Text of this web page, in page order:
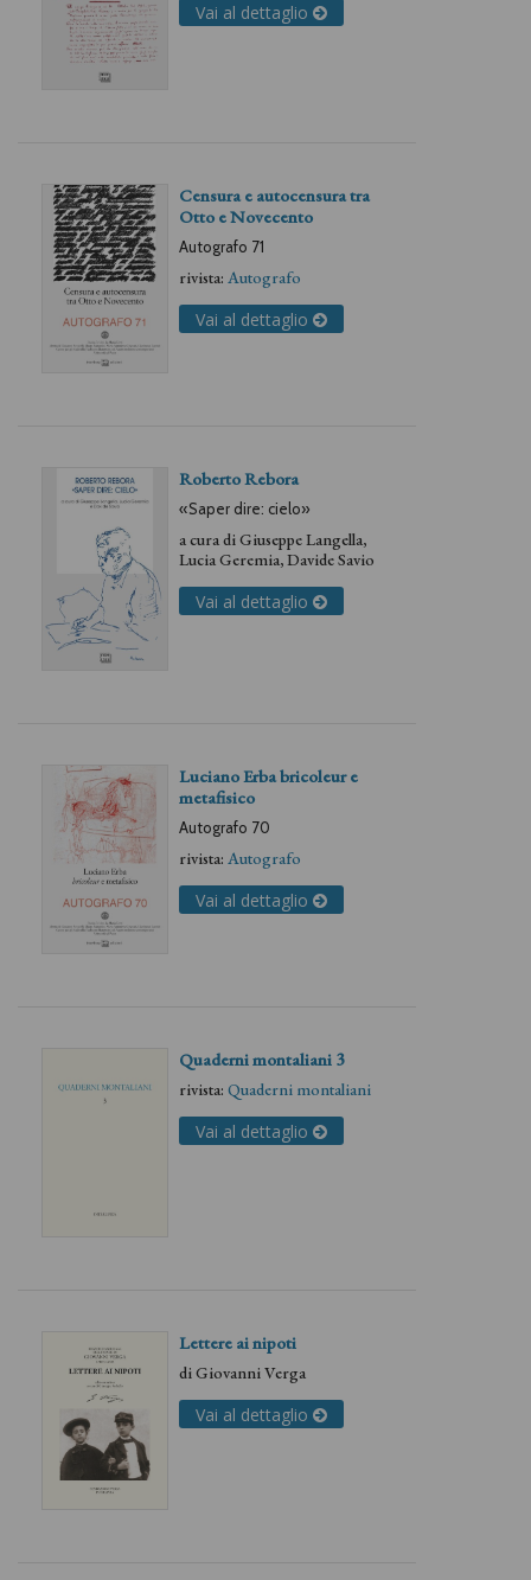
Vai al dettaglio
Censura e autocensura tra
Otto e Novecento
Autografo 71
rivista: Autografo
Vai al dettaglio
Roberto Rebora
«Saper dire: cielo»
a cura diGiuseppe Langella,
Lucia Geremia,Davide Savio
Vai al dettaglio
Luciano Erba bricoleur e
metafisico
Autografo 70
rivista: Autografo
Vai al dettaglio
Quaderni montaliani 3
rivista: Quaderni montaliani
Vai al dettaglio
Lettere ai nipoti
diGiovanni Verga
Vai al dettaglio